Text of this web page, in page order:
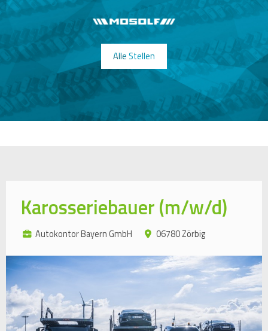
Alle Stellen
Karosseriebauer (m/w/d)
Autokontor Bayern GmbH 06780 Zörbig